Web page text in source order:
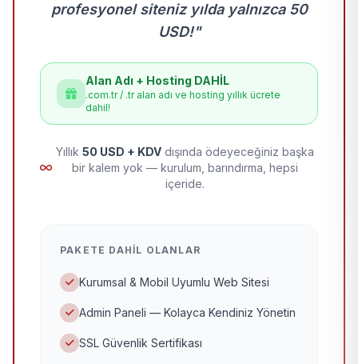
profesyonel siteniz yılda yalnızca 50
USD!"
Alan Adı + Hosting DAHİL
.com.tr / .tr alan adı ve hosting yıllık ücrete
dahil!
Yıllık 50 USD + KDV dışında ödeyeceğiniz başka
bir kalem yok — kurulum, barındırma, hepsi
içeride.
PAKETE DAHIL OLANLAR
Kurumsal & Mobil Uyumlu Web Sitesi
Admin Paneli — Kolayca Kendiniz Yönetin
SSL Güvenlik Sertifikası